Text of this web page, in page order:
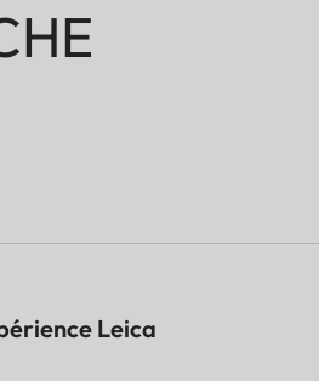
Leica